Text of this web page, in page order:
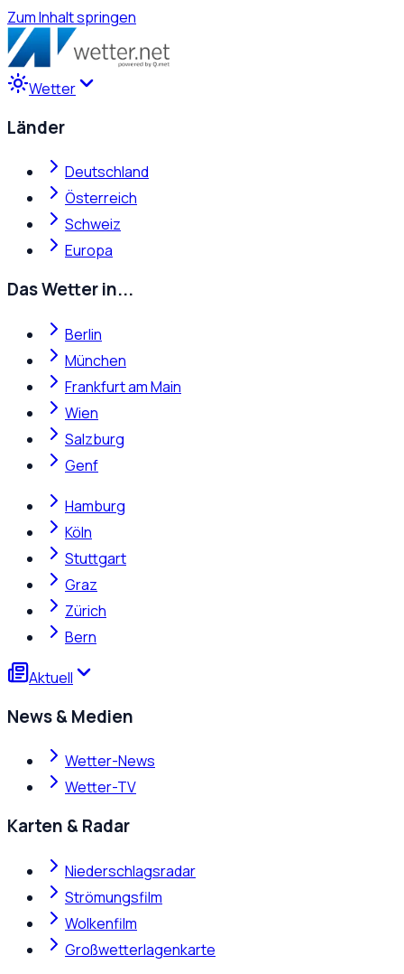
Zum Inhalt springen
Wetter
Länder
Deutschland
Österreich
Schweiz
Europa
Das Wetter in...
Berlin
München
Frankfurt am Main
Wien
Salzburg
Genf
Hamburg
Köln
Stuttgart
Graz
Zürich
Bern
Aktuell
News & Medien
Wetter-News
Wetter-TV
Karten & Radar
Niederschlagsradar
Strömungsfilm
Wolkenfilm
Großwetterlagenkarte